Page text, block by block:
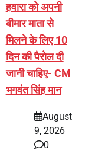
हवारा को अपनी
बीमार माता से
मिलने के लिए 10
दिन की पैरोल दी
जानी चाहिए- CM
भगवंत सिंह मान
August
9, 2026
0